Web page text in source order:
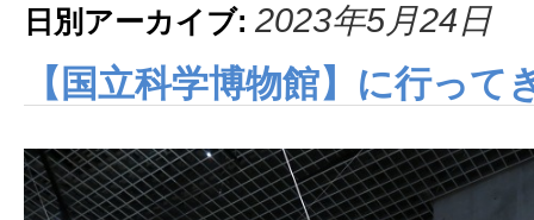
日別アーカイブ: 2023年5月24日
【国立科学博物館】に行って